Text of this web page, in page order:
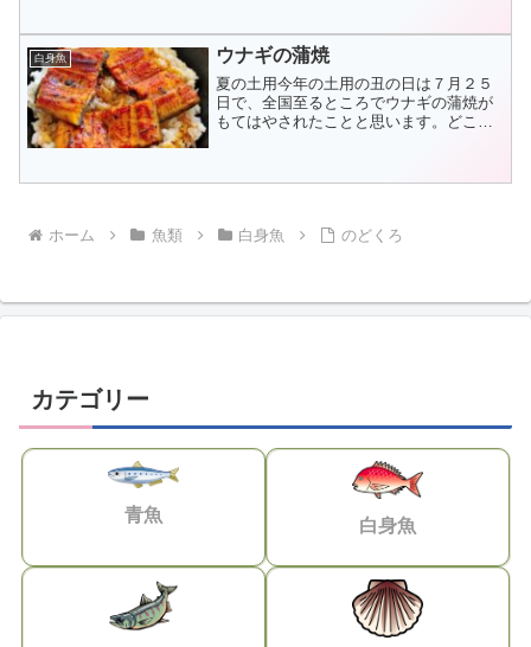
ると最高です。身も締...
白身魚 ウナギの蒲焼
夏の土用今年の土用の丑の日は７月２５
日で、全国至るところでウナギの蒲焼が
もてはやされたことと思います。どこの
山の方が食べられたこ...
ホーム 魚類 白身魚 のどくろ
カテゴリー
青魚
白身魚